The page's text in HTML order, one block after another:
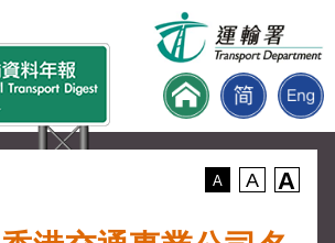
A A A